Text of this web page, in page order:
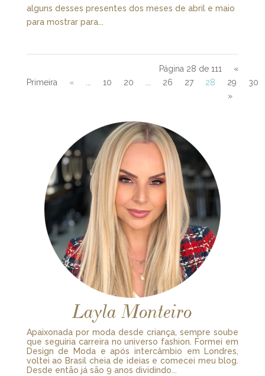
alguns desses presentes dos meses de abril e maio
para mostrar para...
Página 28 de 111
«
Primeira
« 10 20 26 27 28 29
30
»
Layla Monteiro
Apaixonada por moda desde criança, sempre soube
que seguiria carreira no universo fashion. Formei em
Design de Moda e após intercâmbio em Londres,
voltei ao Brasil cheia de ideias e comecei meu blog.
Desde então já são 9 anos dividindo...